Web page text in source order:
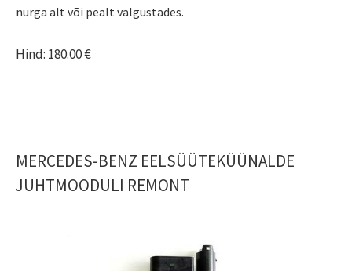
nurga alt või pealt valgustades.
Hind: 180.00 €
MERCEDES-BENZ EELSÜÜTEKÜÜNALDE
JUHTMOODULI REMONT